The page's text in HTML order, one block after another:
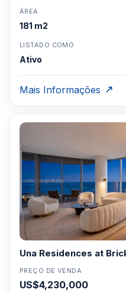
ÁREA
181 m2
LISTADO COMO
Ativo
Mais Informações
Una Residences at
PREÇO DE VENDA
US$4,230,000